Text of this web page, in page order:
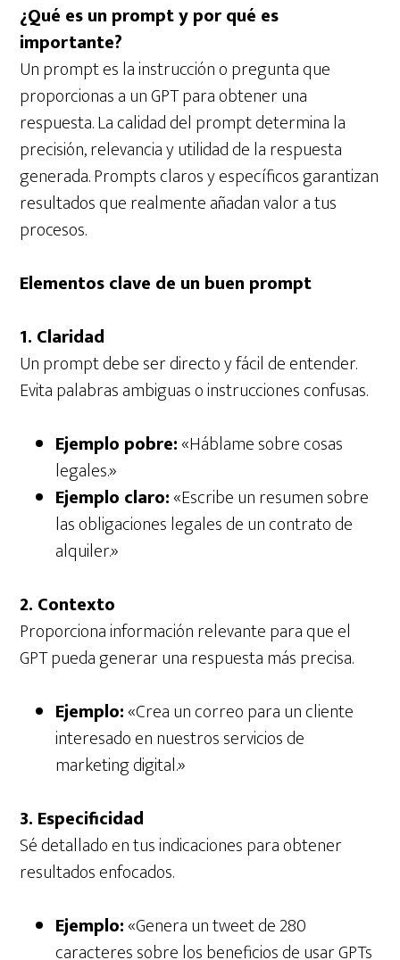
¿Qué es un prompt y por qué es
importante?
Un prompt es la instrucción o pregunta que
proporcionas a un GPT para obtener una
respuesta. La calidad del prompt determina la
precisión, relevancia y utilidad de la respuesta
generada. Prompts claros y específicos garantizan
resultados que realmente añadan valor a tus
procesos.
Elementos clave de un buen prompt
1. Claridad
Un prompt debe ser directo y fácil de entender.
Evita palabras ambiguas o instrucciones confusas.
Ejemplo pobre:«Háblame sobre cosas
legales.»
Ejemplo claro:«Escribe un resumen sobre
las obligaciones legales de un contrato de
alquiler.»
2. Contexto
Proporciona información relevante para que el
GPT pueda generar una respuesta más precisa.
Ejemplo:«Crea un correo para un cliente
interesado en nuestros servicios de
marketing digital.»
3. Especificidad
Sé detallado en tus indicaciones para obtener
resultados enfocados.
Ejemplo:«Genera un tweet de 280
caracteres sobre los beneficios de usar GPTs